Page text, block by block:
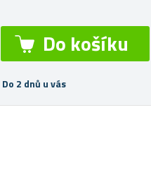
2 dnů u vás